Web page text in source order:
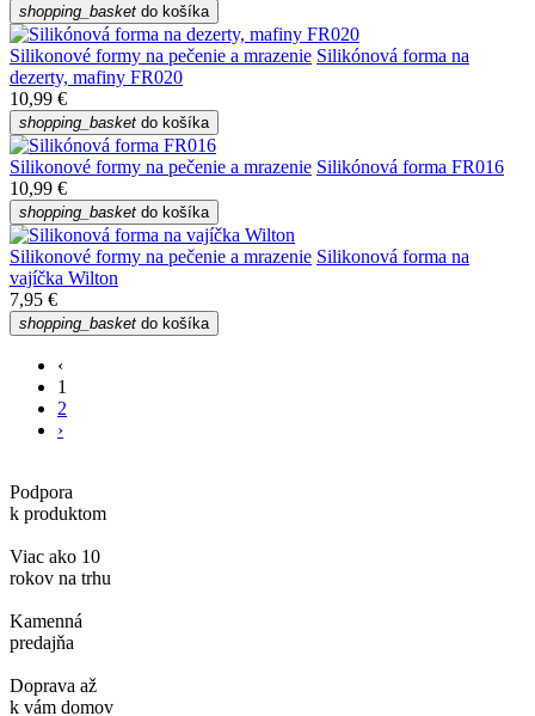
shopping_basket do košíka
Silikonové formy na pečenie a mrazenie Silikónová forma na
dezerty, mafiny FR020
10,99 €
shopping_basket do košíka
Silikonové formy na pečenie a mrazenie Silikónová forma FR016
10,99 €
shopping_basket do košíka
Silikonové formy na pečenie a mrazenie Silikonová forma na
vajíčka Wilton
7,95 €
shopping_basket do košíka
‹
1
2
›
Podpora
k produktom
Viac ako 10
rokov na trhu
Kamenná
predajňa
Doprava až
k vám domov